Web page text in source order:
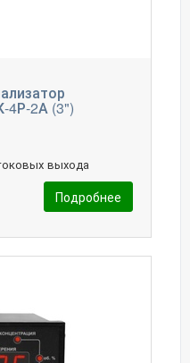
4Р-2А (3")
выхода
Подробнее